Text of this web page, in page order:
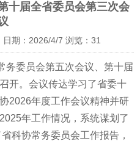
十届全省委员会第三次会
日期：2026/4/7 浏览： 31
务委员会第五次会议、第十届
开。会议传达学习了省委十
2026年度工作会议精神并研
年工作情况，系统谋划了
科协常务委员会工作报告，